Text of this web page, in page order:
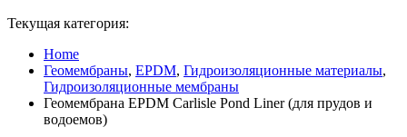
Текущая категория:
Home
Геомембраны, EPDM, Гидроизоляционные материалы,
Гидроизоляционные мембраны
Геомембрана EPDM Carlisle Pond Liner (для прудов и
водоемов)